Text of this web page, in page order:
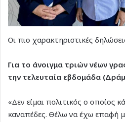
Οι πιο χαρακτηριστικές
Για το άνοιγμα τριών νέων
την τελευταία εβδομάδα
«Δεν είμαι πολιτικός ο οποίος
καναπέδες. Θέλω να έχω επαφή